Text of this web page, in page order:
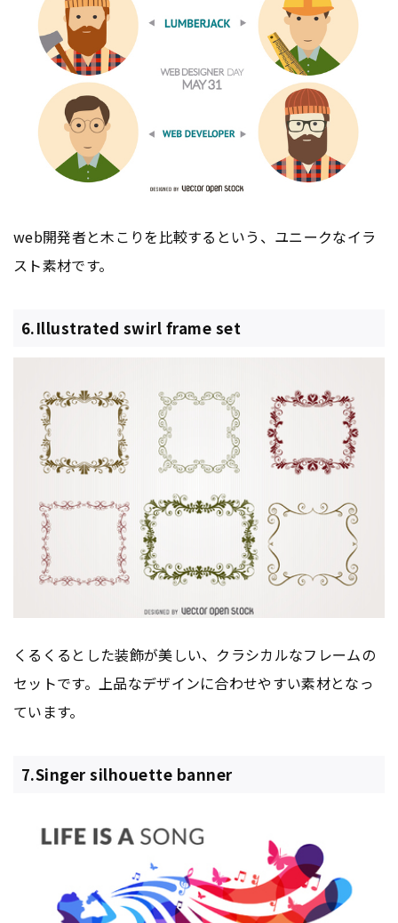
web開発者と木こりを比較するという、ユニークなイラ
スト素材です。
6.Illustrated swirl frame set
くるくるとした装飾が美しい、クラシカルなフレームの
セットです。上品なデザインに合わせやすい素材となっ
ています。
7.Singer silhouette banner